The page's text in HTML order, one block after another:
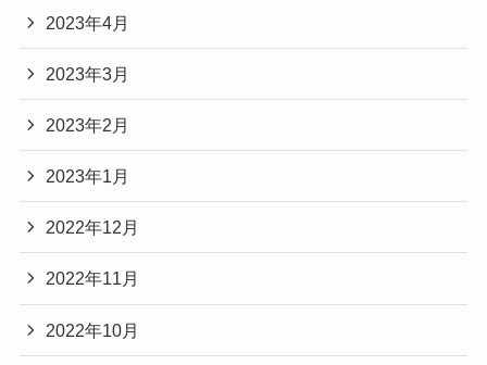
2023年4月
2023年3月
2023年2月
2023年1月
2022年12月
2022年11月
2022年10月